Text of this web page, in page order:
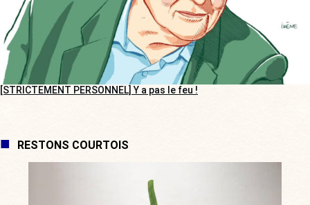
[STRICTEMENT PERSONNEL] Y a pas le feu !
RESTONS COURTOIS